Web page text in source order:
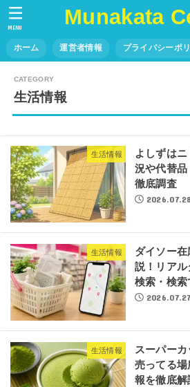
Munakata
ホーム 運営者情報 プライバシーポ
MENU
生活情報
生活情報
よしずは
況や代替
徹底調査
2026.07.28
生活情報
ダイソー
説！リア
検索・検
2026.07.27
生活情報
スーパー
売ってる
報を徹底解